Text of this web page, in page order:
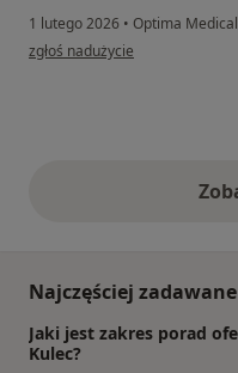
1 lutego 2026 • Optima
w opinii użytkownika Piotr Ochel
zgłoś nadużycie
Najczęściej
Jaki jest zakres porad
Kulec?